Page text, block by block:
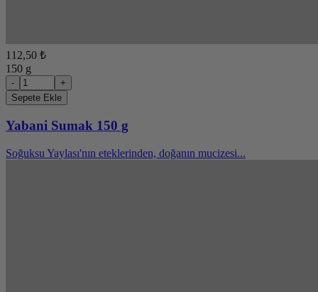
112,50 ₺
150 g
-
+
Sepete Ekle
Yabani Sumak 150 g
Soğuksu Yaylası'nın eteklerinden, doğanın mucizesi...